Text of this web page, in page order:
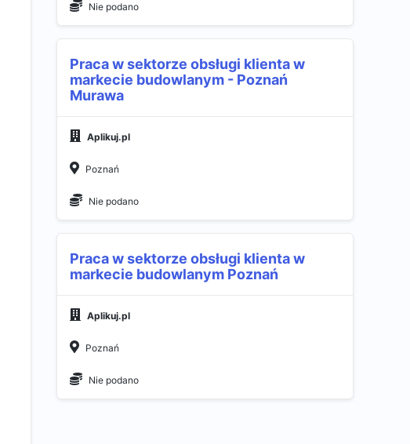
Nie podano
Praca w sektorze obsługi klienta w
markecie budowlanym - Poznań
Murawa
Aplikuj.pl
Poznań
Nie podano
Praca w sektorze obsługi klienta w
markecie budowlanym Poznań
Aplikuj.pl
Poznań
Nie podano